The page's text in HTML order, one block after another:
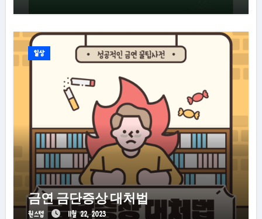
일상
금연 금단증상 대처법
원스텝 11월 22, 2023